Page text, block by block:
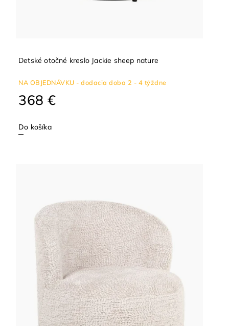
Detské otočné kreslo Jackie sheep nature
NA OBJEDNÁVKU - dodacia doba 2 - 4 týždne
368 €
Do košíka